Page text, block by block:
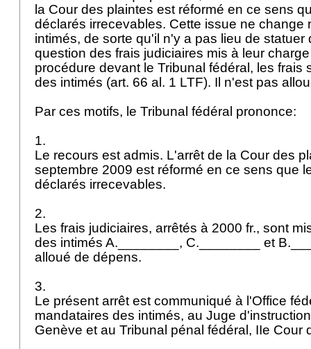
la Cour des plaintes est réformé en ce sens
déclarés irrecevables. Cette issue ne change
intimés, de sorte qu'il n'y a pas lieu de statuer
question des frais judiciaires mis à leur
procédure devant le Tribunal fédéral, les frais
des intimés (art. 66 al. 1 LTF). Il n'est pas
Par ces motifs, le Tribunal fédéral prononce:
1.
Le recours est admis. L'arrêt de la Cour des
septembre 2009 est réformé en ce sens que
déclarés irrecevables.
2.
Les frais judiciaires, arrêtés à 2000 fr., sont
des intimés A.________, C.________ et
alloué de dépens.
3.
Le présent arrêt est communiqué à l'Office
mandataires des intimés, au Juge
Genève et au Tribunal pénal fédéral, IIe Cour